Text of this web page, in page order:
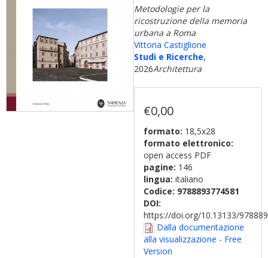
Metodologie per la
ricostruzione della memoria
urbana a Roma
Vittoria Castiglione
Studi e Ricerche,
2026Architettura
€0,00
formato: 18,5x28
formato elettronico:
open access PDF
pagine: 146
lingua: italiano
Codice: 9788893774581
DOI:
https://doi.org/10.13133/
Dalla documentazione
alla visualizzazione - Free
Version